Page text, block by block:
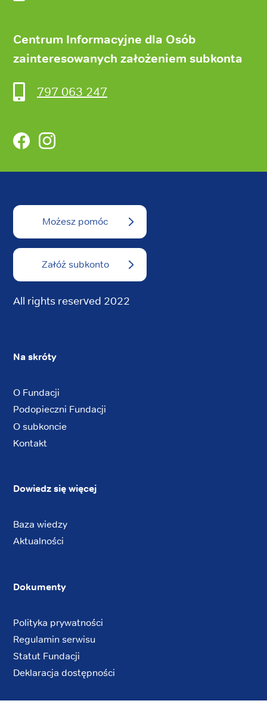
Centrum Informacyjne dla Osób
zainteresowanych założeniem subkonta
797 063 247
FacebookInstagram
Możesz pomóc
Załóż subkonto
All rights reserved 2022
Na skróty
O Fundacji
Podopieczni Fundacji
O subkoncie
Kontakt
Dowiedz się więcej
Baza wiedzy
Aktualności
Dokumenty
Polityka prywatności
Regulamin serwisu
Statut Fundacji
Deklaracja dostępności